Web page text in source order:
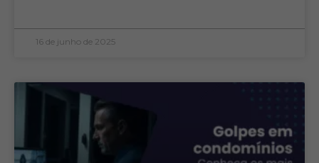
16 de junho de 2025